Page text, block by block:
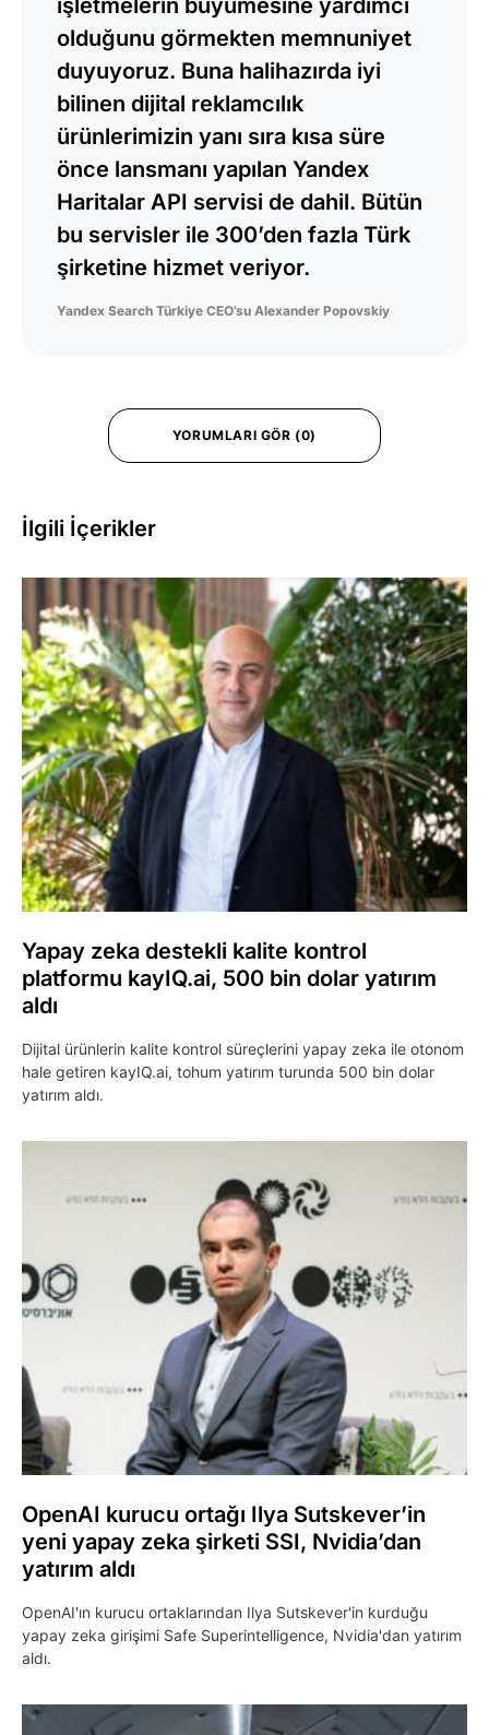
işletmelerin büyümesine yardımcı
olduğunu görmekten memnuniyet
duyuyoruz. Buna halihazırda iyi
bilinen dijital reklamcılık
ürünlerimizin yanı sıra kısa süre
önce lansmanı yapılan Yandex
Haritalar API servisi de dahil. Bütün
bu servisler ile 300’den fazla Türk
şirketine hizmet veriyor.
Yandex Search Türkiye CEO’su Alexander Popovskiy
YORUMLARI GÖR (0)
İlgili İçerikler
Yapay zeka destekli kalite kontrol
platformu kayIQ.ai, 500 bin dolar yatırım
aldı
Dijital ürünlerin kalite kontrol süreçlerini yapay zeka ile otonom
hale getiren kayIQ.ai, tohum yatırım turunda 500 bin dolar
yatırım aldı.
OpenAI kurucu ortağı Ilya Sutskever’in
yeni yapay zeka şirketi SSI, Nvidia’dan
yatırım aldı
OpenAI'ın kurucu ortaklarından Ilya Sutskever'in kurduğu
yapay zeka girişimi Safe Superintelligence, Nvidia'dan yatırım
aldı.